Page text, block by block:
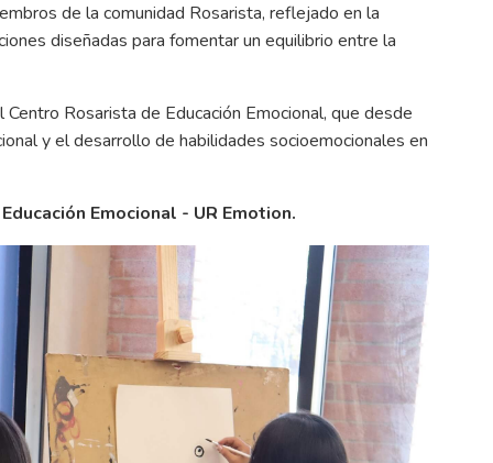
de la comunidad Rosarista, reflejado en la
diseñadas para fomentar un equilibrio entre la
Centro Rosarista de Educación Emocional, que desde
y el desarrollo de habilidades socioemocionales en
Emocional - UR Emotion.